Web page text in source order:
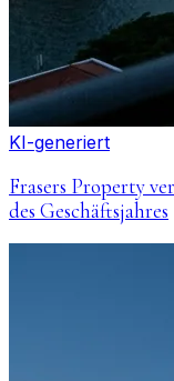
KI-generiert
Frasers Property
des Geschäftsjahres